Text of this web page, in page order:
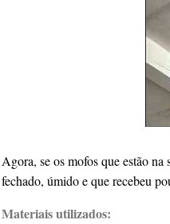
Agora, se os mofos que estão
fechado, úmido e que recebeu
Materiais utilizados: